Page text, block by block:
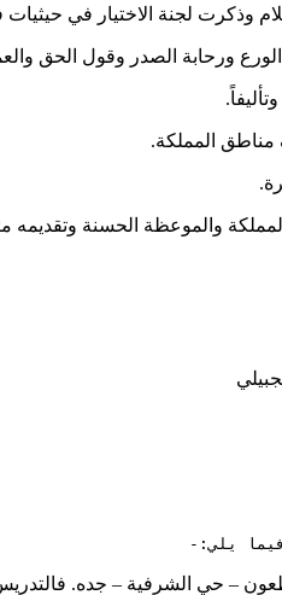
وذكرت لجنة الاختيار في حيثيات
الورع ورحابة الصدر وقول
مناطق المملكة.
والموعظة الحسنة وتقديمه
يلي:-